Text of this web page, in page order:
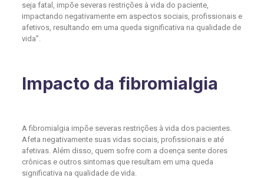
seja fatal, impõe severas restrições à vida do paciente,
impactando negativamente em aspectos sociais, profissionais e
afetivos, resultando em uma queda significativa na qualidade de
vida”.
Impacto da fibromialgia
A fibromialgia impõe severas restrições à vida dos pacientes.
Afeta negativamente suas vidas sociais, profissionais e até
afetivas. Além disso, quem sofre com a doença sente dores
crônicas e outros sintomas que resultam em uma queda
significativa na qualidade de vida.